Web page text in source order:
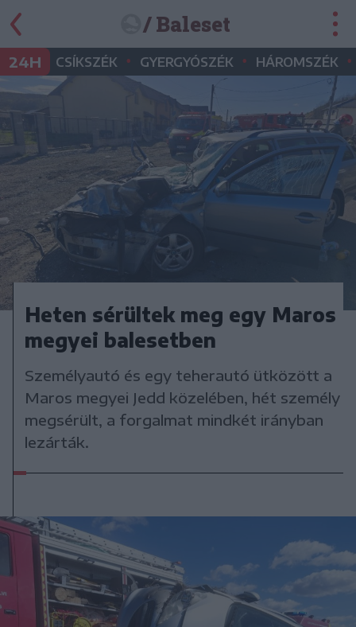
/ Baleset
24H CSÍKSZÉK • GYERGYÓSZÉK • HÁROMSZÉK •
Heten sérültek meg egy Maros
megyei balesetben
Személyautó és egy teherautó ütközött a
Maros megyei Jedd közelében, hét személy
megsérült, a forgalmat mindkét irányban
lezárták.